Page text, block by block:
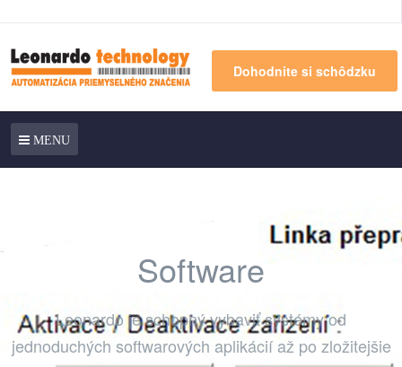
Dohodnite si schôdzku
MENU
Software
Leonardo je schopný vybaviť systémy od
jednoduchých softwarových aplikácií až po zložitejšie